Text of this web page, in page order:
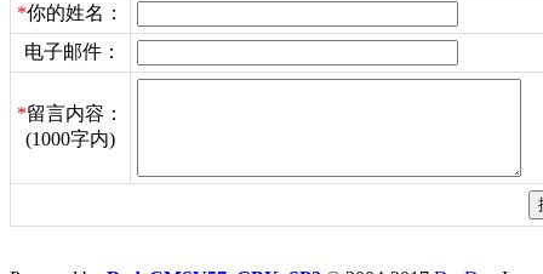
*你的姓名：
电子邮件：
*留言内容：
(1000字内)